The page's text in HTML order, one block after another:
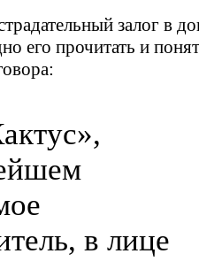
залог в
его прочитать и
в лице